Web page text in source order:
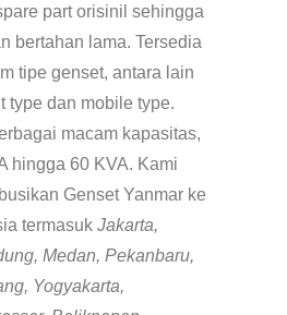
part orisinil sehingga
bertahan lama. Tersedia
tipe genset, antara lain
type dan mobile type.
macam kapasitas,
hingga 60 KVA. Kami
Genset Yanmar ke
termasuk Jakarta,
Medan, Pekanbaru,
Yogyakarta,